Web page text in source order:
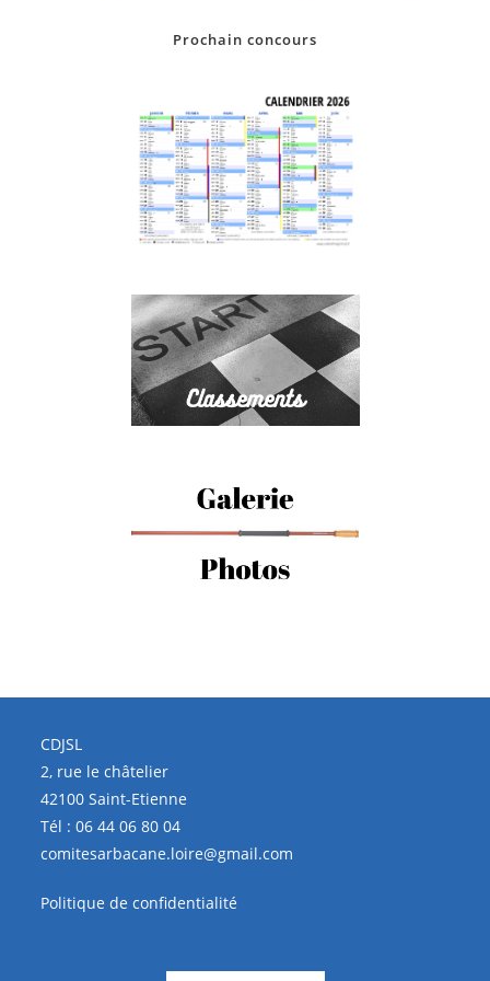
Prochain concours
CDJSL
2, rue le châtelier
42100 Saint-Etienne
Tél :06 44 06 80 04
comitesarbacane.loire@gmail.com
Politique de confidentialité